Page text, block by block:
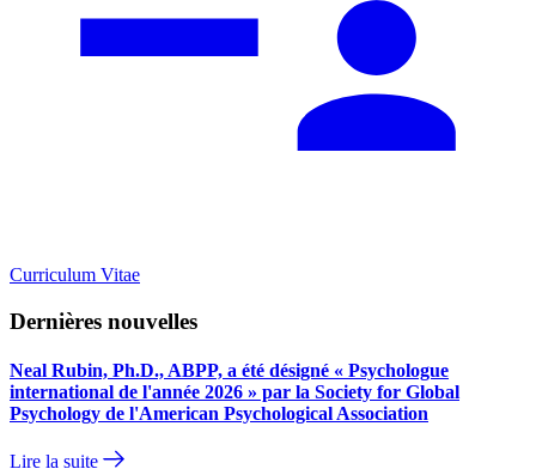
Curriculum Vitae
Dernières nouvelles
Neal Rubin, Ph.D., ABPP, a été désigné « Psychologue
international de l'année 2026 » par la Society for Global
Psychology de l'American Psychological Association
Lire la suite